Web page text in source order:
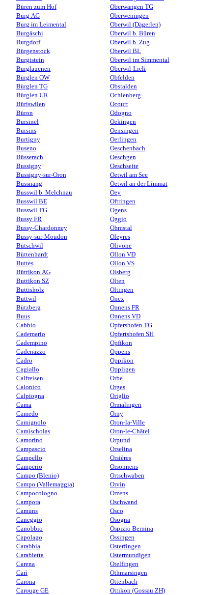
Büren zum Hof
Burg AG
Burg im Leimental
Burgäschi
Burgdorf
Bürgenstock
Burgistein
Burglauenen
Bürglen OW
Bürglen TG
Bürglen UR
Büriswilen
Büron
Bursinel
Bursins
Burtigny
Buseno
Büsserach
Bussigny
Bussigny-sur-Oron
Bussnang
Busswil b. Melchnau
Busswil BE
Busswil TG
Bussy FR
Bussy-Chardonney
Bussy-sur-Moudon
Bütschwil
Büttenhardt
Buttes
Büttikon AG
Buttikon SZ
Buttisholz
Buttwil
Bützberg
Buus
Cabbio
Cademario
Cadempino
Cadenazzo
Cadro
Cagiallo
Calfreisen
Calonico
Calpiogna
Cama
Camedo
Camignolo
Camischolas
Camorino
Campascio
Campello
Camperio
Campo (Blenio)
Campo (Vallemaggia)
Campocologno
Campora
Camuns
Caneggio
Canobbio
Capolago
Carabbia
Carabietta
Carena
Carì
Carona
Carouge GE
Oberwangen TG
Oberweningen
Oberwil (Dägerlen)
Oberwil b. Büren
Oberwil b. Zug
Oberwil BL
Oberwil im Simmental
Oberwil-Lieli
Obfelden
Obstalden
Ochlenberg
Ocourt
Odogno
Oekingen
Oensingen
Oerlingen
Oeschenbach
Oeschgen
Oeschseite
Oetwil am See
Oetwil an der Limmat
Oey
Oftringen
Ogens
Oggio
Ohmstal
Oleyres
Olivone
Ollon VD
Ollon VS
Olsberg
Olten
Oltingen
Onex
Onnens FR
Onnens VD
Opfershofen TG
Opfertshofen SH
Opfikon
Oppens
Oppikon
Oppligen
Orbe
Orges
Origlio
Ormalingen
Orny
Oron-la-Ville
Oron-le-Châtel
Orpund
Orselina
Orsières
Orsonnens
Ortschwaben
Orvin
Orzens
Oschwand
Osco
Osogna
Ospizio Bernina
Ossingen
Osterfingen
Ostermundigen
Otelfingen
Othmarsingen
Ottenbach
Ottikon (Gossau ZH)